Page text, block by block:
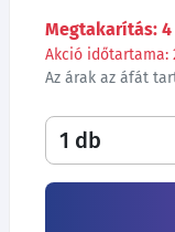
Megtakarítás: 4
Akció időtartama:
Az árak az áfát